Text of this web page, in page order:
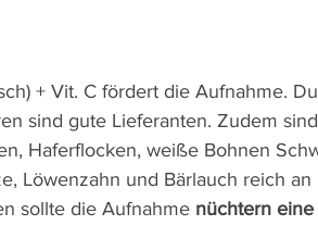
+ Vit. C fördert die Aufnahme.
sind gute Lieferanten. Zudem
Haferflocken, weiße Bohnen
Löwenzahn und Bärlauch reich an
sollte die Aufnahme nüchtern